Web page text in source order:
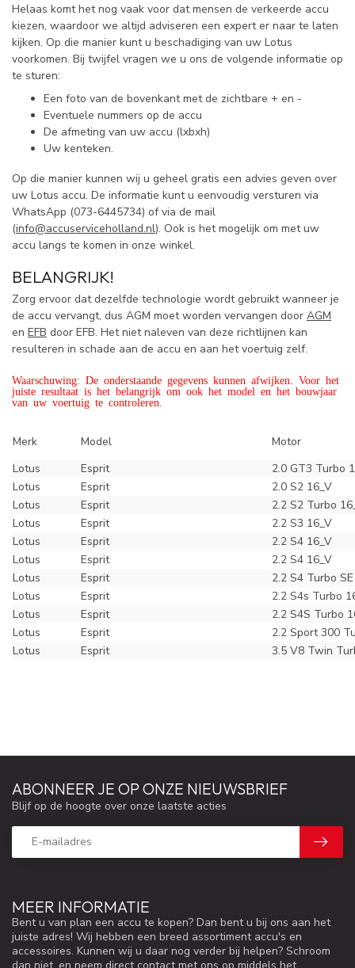
Helaas komt het nog vaak voor dat mensen de verkeerde accu
kiezen, waardoor we altijd adviseren een expert er naar te laten
kijken. Op die manier kunt u beschadiging van uw Lotus
voorkomen. Bij twijfel vragen we u ons de volgende informatie op
te sturen:
Een foto van de bovenkant met de zichtbare + en -
Eventuele nummers op de accu
De afmeting van uw accu (lxbxh)
Uw kenteken.
Op die manier kunnen wij u geheel gratis een advies geven over
uw Lotus accu. De informatie kunt u eenvoudig versturen via
WhatsApp (073-6445734) of via de mail
(info@accuserviceholland.nl). Ook is het mogelijk om met uw
accu langs te komen in onze winkel.
BELANGRIJK!
Zorg ervoor dat dezelfde technologie wordt gebruikt wanneer je
de accu vervangt, dus AGM moet worden vervangen door AGM
en EFB door EFB. Het niet naleven van deze richtlijnen kan
resulteren in schade aan de accu en aan het voertuig zelf.
Waarschuwing: De onderstaande gegevens kunnen afwijken. Voor het
juiste resultaat is het belangrijk om ook het model en het bouwjaar
van uw voertuig te controleren.
Merk Model
Motor
Lotus
Esprit
2.0 GT3 Turbo
Lotus
Esprit
2.0 S2 16_V
Lotus
Esprit
2.2 S2 Turbo
Lotus
Esprit
2.2 S3 16_V
Lotus
Esprit
2.2 S4 16_V
Lotus
Esprit
2.2 S4 16_V
Lotus
Esprit
2.2 S4 Turbo
Lotus
Esprit
2.2 S4s Turbo
Lotus
Esprit
2.2 S4S Turbo
Lotus
Esprit
2.2 Sport 300
Lotus
Esprit 3.5 V8 Twin
MEER INFORMATIE
Bent u van plan een accu te kopen? Dan bent u bij ons aan het
juiste adres! Wij hebben een breed assortiment accu's en
accessoires. Kunnen wij u daar nog verder bij helpen? Schroom
ABONNEER JE OP ONZE NIEUWSBRIEF
Blijf op de hoogte over onze laatste acties